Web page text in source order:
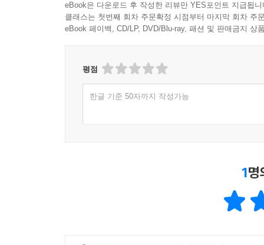
eBook은 다운로드 후 작성한 리뷰만 YES포인트 지급됩니
클래스는 첫번째 회차 주문확정 시점부터 마지막 회차 주
eBook 페이백, CD/LP, DVD/Blu-ray, 패션 및 판매금지 상
평점
한글 기준 50자까지 작성가능
1명